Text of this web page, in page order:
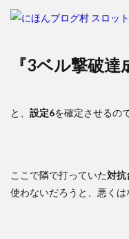
『3ベル撃破達
と、 設定6を確定させるの
ここで隣で打っていた対抗
使わないだろうと、悪くは